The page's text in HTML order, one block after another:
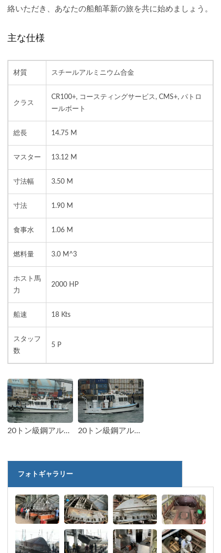
絡いただき、あなたの船舶革新の旅を共に始めましょう。
主な仕様
材質 スチールアルミニウム合金
クラス
CR100+, コースティングサービス, CMS+, パトロ
ールボート
総長 14.75 M
マスター 13.12 M
寸法幅 3.50 M
寸法 1.90 M
食事水 1.06 M
燃料量 3.0 M^3
ホスト馬
力
2000 HP
船速 18 Kts
スタッフ
数
5 P
20トン級鋼アルミ合金高速パトロールボート 20トン級鋼アルミ合金高速パトロールボート
フォトギャラリー